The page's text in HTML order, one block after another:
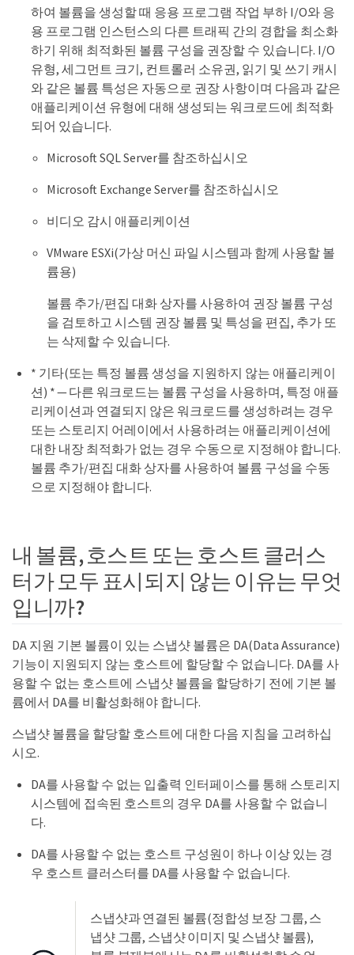
하여 볼륨을 생성할 때 응용 프로그램 작업 부하 I/O와 응
용 프로그램 인스턴스의 다른 트래픽 간의 경합을 최소화
하기 위해 최적화된 볼륨 구성을 권장할 수 있습니다. I/O
유형, 세그먼트 크기, 컨트롤러 소유권, 읽기 및 쓰기 캐시
와 같은 볼륨 특성은 자동으로 권장 사항이며 다음과 같은
애플리케이션 유형에 대해 생성되는 워크로드에 최적화
되어 있습니다.
Microsoft SQL Server를 참조하십시오
Microsoft Exchange Server를 참조하십시오
비디오 감시 애플리케이션
VMware ESXi(가상 머신 파일 시스템과 함께 사용할 볼
륨용)
볼륨 추가/편집 대화 상자를 사용하여 권장 볼륨 구성
을 검토하고 시스템 권장 볼륨 및 특성을 편집, 추가 또
는 삭제할 수 있습니다.
* 기타(또는 특정 볼륨 생성을 지원하지 않는 애플리케이
션) * — 다른 워크로드는 볼륨 구성을 사용하며, 특정 애플
리케이션과 연결되지 않은 워크로드를 생성하려는 경우
또는 스토리지 어레이에서 사용하려는 애플리케이션에
대한 내장 최적화가 없는 경우 수동으로 지정해야 합니다.
볼륨 추가/편집 대화 상자를 사용하여 볼륨 구성을 수동
으로 지정해야 합니다.
내 볼륨, 호스트 또는 호스트 클러스
터가 모두 표시되지 않는 이유는 무엇
입니까?
DA 지원 기본 볼륨이 있는 스냅샷 볼륨은 DA(Data Assurance)
기능이 지원되지 않는 호스트에 할당할 수 없습니다. DA를 사
용할 수 없는 호스트에 스냅샷 볼륨을 할당하기 전에 기본 볼
륨에서 DA를 비활성화해야 합니다.
스냅샷 볼륨을 할당할 호스트에 대한 다음 지침을 고려하십
시오.
DA를 사용할 수 없는 입출력 인터페이스를 통해 스토리지
시스템에 접속된 호스트의 경우 DA를 사용할 수 없습니
다.
DA를 사용할 수 없는 호스트 구성원이 하나 이상 있는 경
우 호스트 클러스터를 DA를 사용할 수 없습니다.
스냅샷과 연결된 볼륨(정합성 보장 그룹, 스
냅샷 그룹, 스냅샷 이미지 및 스냅샷 볼륨),